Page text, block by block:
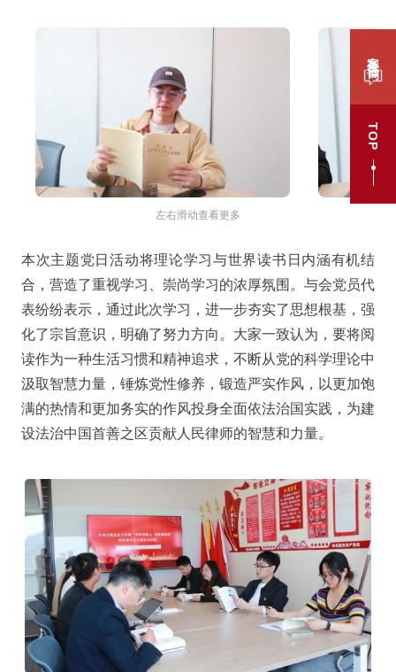
TOP
左右滑动查看更多
本次主题党日活动将理论学习与世界读书日内涵有机结
合，营造了重视学习、崇尚学习的浓厚氛围。与会党员代
表纷纷表示，通过此次学习，进一步夯实了思想根基，强
化了宗旨意识，明确了努力方向。大家一致认为，要将阅
读作为一种生活习惯和精神追求，不断从党的科学理论中
汲取智慧力量，锤炼党性修养，锻造严实作风，以更加饱
满的热情和更加务实的作风投身全面依法治国实践，为建
设法治中国首善之区贡献人民律师的智慧和力量。